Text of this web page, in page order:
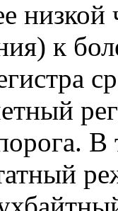
к
В